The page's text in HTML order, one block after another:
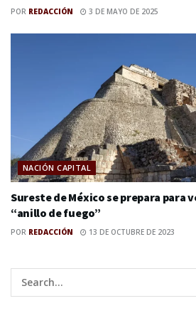
POR REDACCIÓN 3 DE MAYO DE 2025
NACIÓN CAPITAL
Sureste de México se prepara para
“anillo de fuego”
POR REDACCIÓN 13 DE OCTUBRE DE 2023